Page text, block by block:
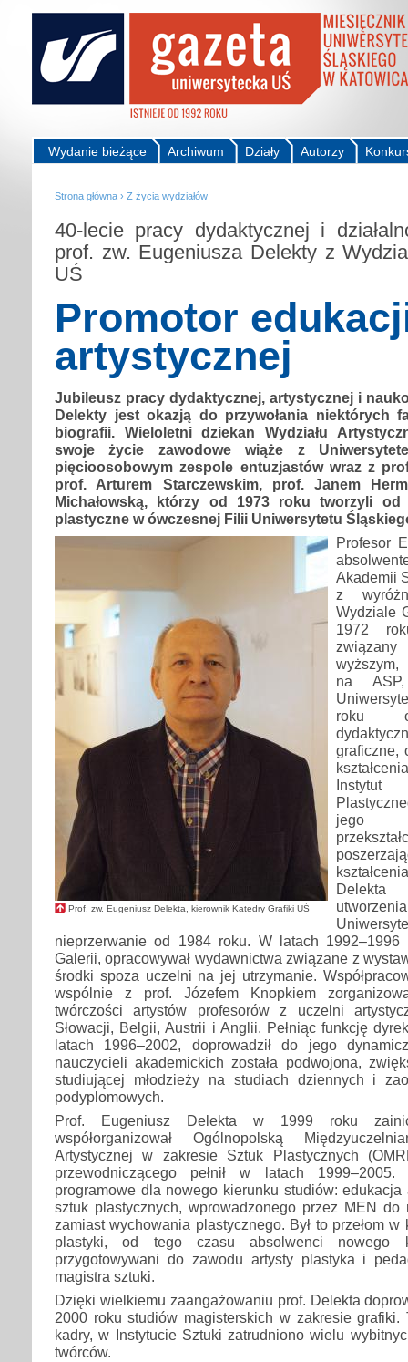
Autorzy
Działy
Archiwum
Wydanie bieżące
Strona główna › Z życia wydziałów
40-lecie pracy dydaktycznej i
prof. zw. Eugeniusza Delekty z
UŚ
Promotor
artystycznej
Jubileusz pracy dydaktycznej, artystycznej i
Delekty jest okazją do przywołania niektórych
biografii. Wieloletni dziekan Wydziału
swoje życie zawodowe wiąże z
pięcioosobowym zespole entuzjastów wraz z
prof. Arturem Starczewskim, prof. Janem
Michałowską, którzy od 1973 roku tworzyli od
plastyczne w ówczesnej Filii Uniwersytetu
Prof. zw. Eugeniusz Delekta, kierownik Katedry Grafiki UŚ
Profesor
Akademii
z
Wydziale
1972
związany
wyższym,
na
roku
graficzne,
jego
Delekta
nieprzerwanie od 1984 roku. W latach 1992–1996
Galerii, opracowywał wydawnictwa związane z
środki spoza uczelni na jej utrzymanie.
wspólnie z prof. Józefem Knopkiem
twórczości artystów profesorów z uczelni
Słowacji, Belgii, Austrii i Anglii. Pełniąc funkcję
latach 1996–2002, doprowadził do jego
nauczycieli akademickich została podwojona,
studiującej młodzieży na studiach dziennych i
podyplomowych.
Prof. Eugeniusz Delekta w 1999 roku
współorganizował Ogólnopolską
Artystycznej w zakresie Sztuk Plastycznych
przewodniczącego pełnił w latach 1999–2005.
programowe dla nowego kierunku studiów: edukacja
sztuk plastycznych, wprowadzonego przez MEN
zamiast wychowania plastycznego. Był to przełom w
plastyki, od tego czasu absolwenci nowego
przygotowywani do zawodu artysty plastyka i
magistra sztuki.
Dzięki wielkiemu zaangażowaniu prof. Delekta
2000 roku studiów magisterskich w zakresie grafiki.
kadry, w Instytucie Sztuki zatrudniono wielu
twórców.